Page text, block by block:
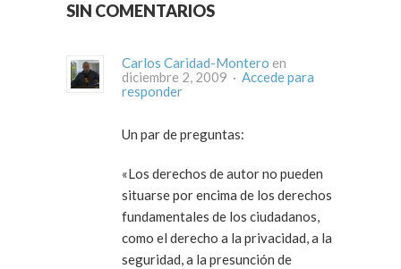
SIN COMENTARIOS
Carlos Caridad-Montero en
diciembre 2, 2009 · Accede para
responder
Un par de preguntas:
«Los derechos de autor no pueden
situarse por encima de los derechos
fundamentales de los ciudadanos,
como el derecho a la privacidad, a la
seguridad, a la presunción de